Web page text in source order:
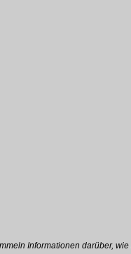
Informationen darüber,